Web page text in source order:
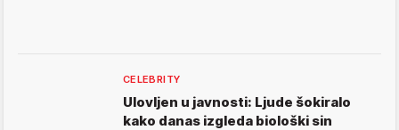
CELEBRITY
Ulovljen u javnosti: Ljude šokiralo
kako danas izgleda biološki sin